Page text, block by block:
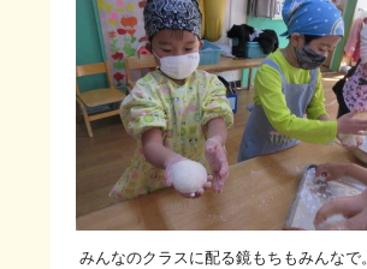
みんなのクラスに配る鏡もちもみんなで。